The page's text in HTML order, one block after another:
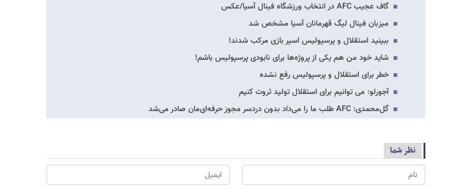
گاف عجیب AFC در انتخاب ورزشگاه فینال آسیا/عکس
میزبان فینال لیگ قهرمانان آسیا مشخص شد
ببینید استقلال و پرسپولیس اسیر بازی مرکب شدند!
شاید خود من هم یکی از پروژه‌ها برای نابودی پرسپولیس باشم!
خطر برای استقلال و پرسپولیس رفع نشده
آجورلو: می توانیم برای استقلال تولید ثروت کنیم
گل‌محمدی: AFC طلب ما را می‌داد بدون دردسر مجوز حرفه‌ای‌مان صادر می‌شد
نظر شما